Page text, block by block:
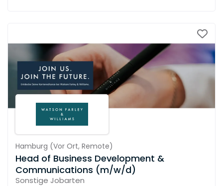
Hamburg (Vor Ort, Remote)
Head of Business Development &
Communications (m/w/d)
Sonstige Jobarten